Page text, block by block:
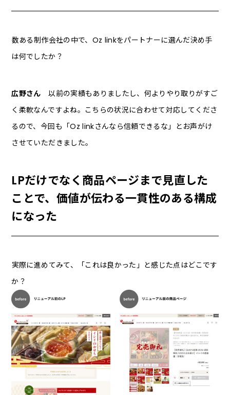
――数ある制作会社の中で、Oz linkをパートナーに選んだ決め手
は何でしたか？
広野さん 以前の実績もありましたし、何よりやり取りがすご
く柔軟なんですよね。こちらの状況に合わせて対応してくださ
るので、今回も「Oz linkさんなら信頼できるな」とお声がけ
させていただきました。
LPだけでなく商品ページまで見直した
ことで、価値が伝わる一貫性のある構成
になった
――実際に進めてみて、「これは良かった」と感じた点はどこです
か？